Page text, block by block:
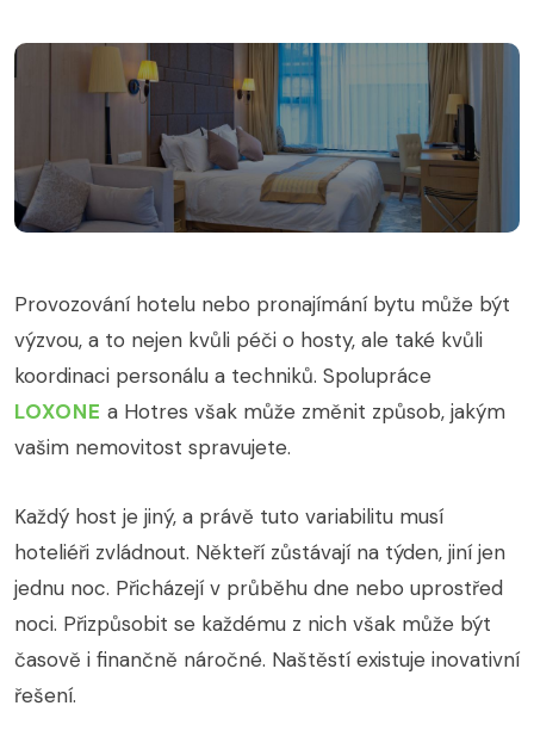
Provozování hotelu nebo pronajímání bytu může být
výzvou, a to nejen kvůli péči o hosty, ale také kvůli
koordinaci personálu a techniků. Spolupráce
LOXONE a Hotres však může změnit způsob, jakým
vašim nemovitost spravujete.
Každý host je jiný, a právě tuto variabilitu musí
hoteliéři zvládnout. Někteří zůstávají na týden, jiní jen
jednu noc. Přicházejí v průběhu dne nebo uprostřed
noci. Přizpůsobit se každému z nich však může být
časově i finančně náročné. Naštěstí existuje inovativní
řešení.